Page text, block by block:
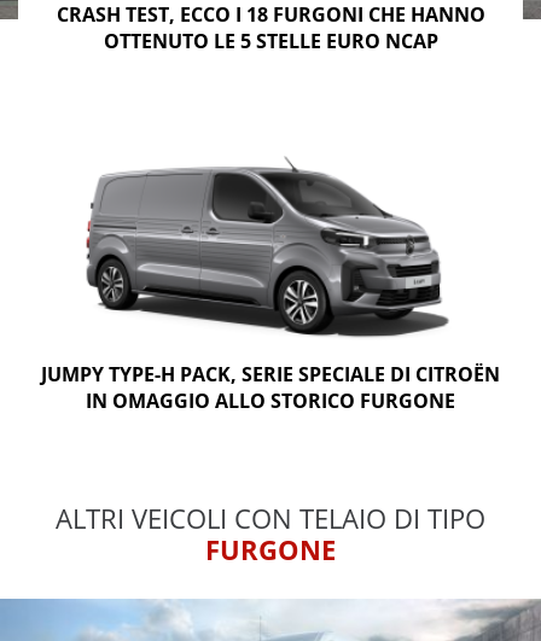
CRASH TEST, ECCO I 18 FURGONI CHE HANNO
OTTENUTO LE 5 STELLE EURO NCAP
JUMPY TYPE-H PACK, SERIE SPECIALE DI CITROËN
IN OMAGGIO ALLO STORICO FURGONE
ALTRI VEICOLI CON TELAIO DI TIPO
FURGONE